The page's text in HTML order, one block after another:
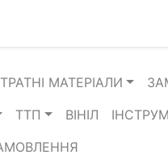
МАТЕРІАЛИ
ТТП ВІНІЛ